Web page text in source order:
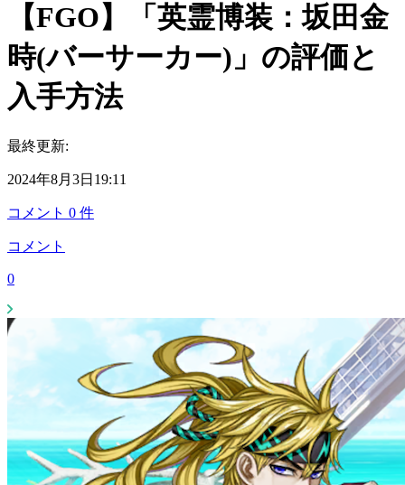
【FGO】「英霊博装：坂田金
時(バーサーカー)」の評価と
入手方法
最終更新:
2024年8月3日19:11
コメント 0 件
コメント
0